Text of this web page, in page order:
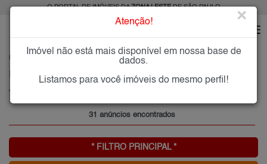
O PORTAL DE IMÓVEIS DAZONA LESTEDE SÃO PAULO
JARDIM VILA FORMOSA
Jardim Vila Formosa, Zona Leste
31 anúncios encontrados
* FILTRO PRINCIPAL *
Atenção! ×
Imóvel não está mais disponível em nossa base de
dados.
Listamos para você imóveis do mesmo perfil!